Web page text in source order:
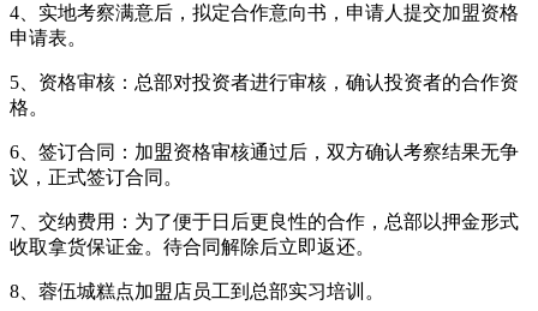
4、实地考察满意后，拟定合作意向书，申请人提交加盟资格
申请表。
5、资格审核：总部对投资者进行审核，确认投资者的合作资
格。
6、签订合同：加盟资格审核通过后，双方确认考察结果无争
议，正式签订合同。
7、交纳费用：为了便于日后更良性的合作，总部以押金形式
收取拿货保证金。待合同解除后立即返还。
8、蓉伍城糕点加盟店员工到总部实习培训。